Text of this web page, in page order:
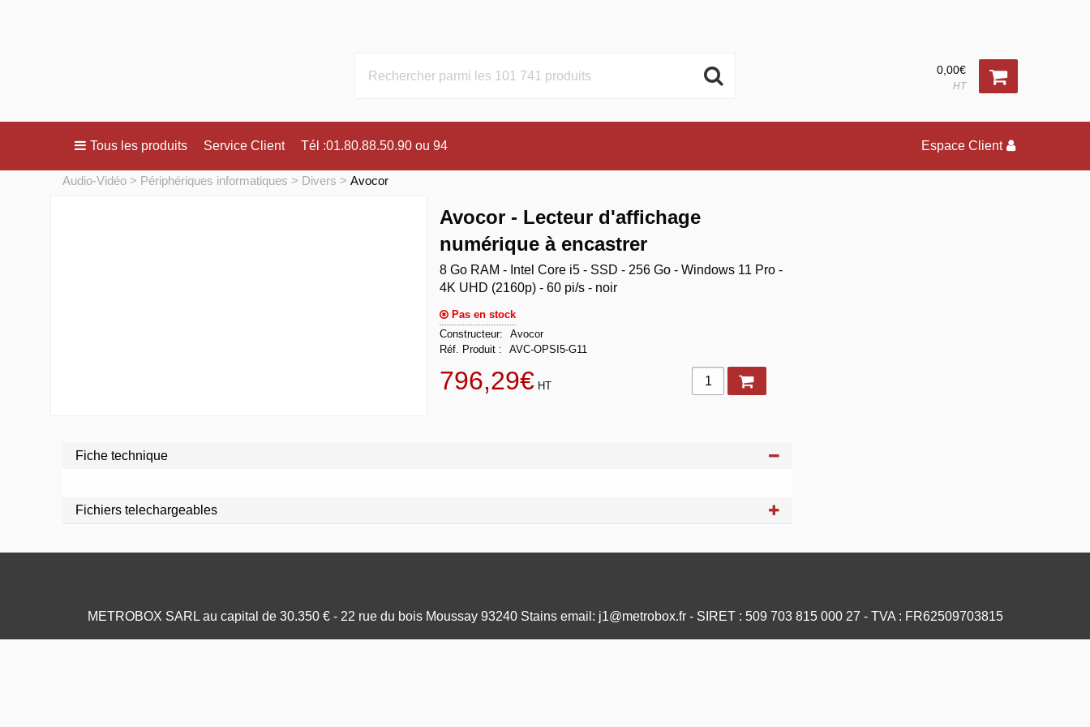
0,00€
HT
Tous les produits Service Client Tél :01.80.88.50.90 ou 94 Espace Client
Audio-Vidéo Périphériques informatiques Divers Avocor
Avocor - Lecteur d'affichage
numérique à encastrer
8 Go RAM - Intel Core i5 - SSD - 256 Go - Windows 11 Pro -
4K UHD (2160p) - 60 pi/s - noir
Pas en stock
Constructeur
Avocor
Réf. Produit
AVC-OPSI5-G11
796,29€ HT
Fiche technique
Fichiers telechargeables
METROBOX SARL au capital de 30.350 € - 22 rue du bois Moussay 93240 Stains email: j1@metrobox.fr - SIRET : 509 703 815 000 27 - TVA : FR62509703815